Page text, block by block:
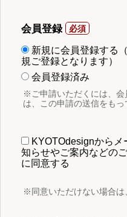
会員登録
新規に会員登録する
規ご登録となります）
会員登録済み
※ご申請いただくには、会
は、この申請の送信をもっ
KYOTOdesignから
知らせやご案内などの
に同意する
※同意いただけない場合は